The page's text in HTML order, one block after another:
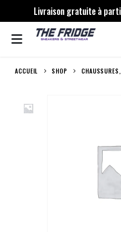
Livraison gratuite à
ACCUEIL SHOP CHAUSSURES,